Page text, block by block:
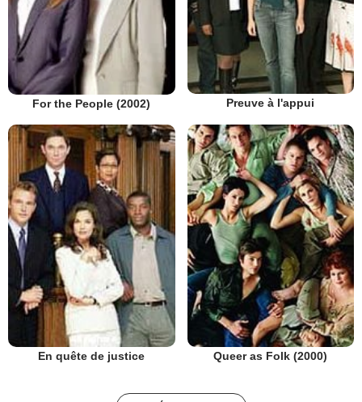
For the People (2002) Preuve à l'appui
En quête de justice Queer as Folk (2000)